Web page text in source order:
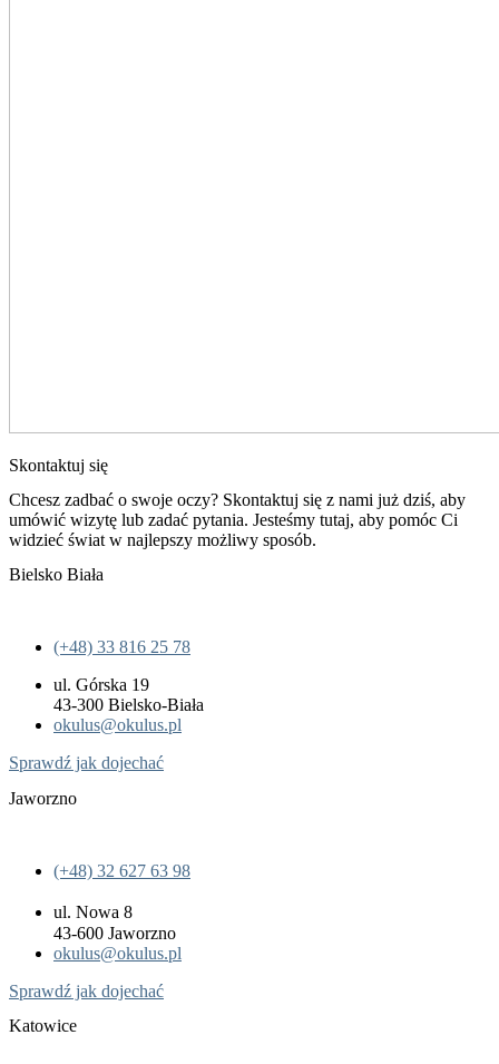
Skontaktuj się
Chcesz zadbać o swoje oczy? Skontaktuj się z nami już dziś, aby
umówić wizytę lub zadać pytania. Jesteśmy tutaj, aby pomóc Ci
widzieć świat w najlepszy możliwy sposób.
Bielsko Biała
(+48) 33 816 25 78
ul. Górska 19
43-300 Bielsko-Biała
okulus@okulus.pl
Sprawdź jak dojechać
Jaworzno
(+48) 32 627 63 98
ul. Nowa 8
43-600 Jaworzno
okulus@okulus.pl
Sprawdź jak dojechać
Katowice